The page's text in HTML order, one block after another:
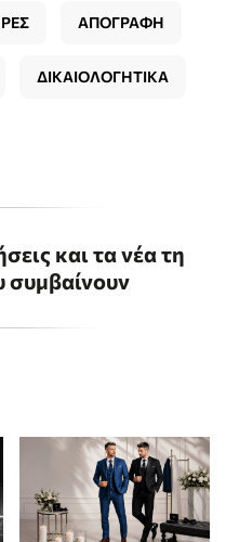
ΑΠΟΓΡΑΦΗ
ΔΙΚΑΙΟΛΟΓΗΤΙΚΑ
και τα νέα τη
συμβαίνουν